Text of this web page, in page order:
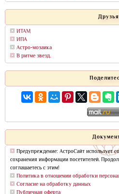
Друзья
ИТАМ
ИПА
Астро-мозаика
В ритме звезд.
Предупреждение: АстроСайт использует
сохранения информации посетителей.
соглашаетесь с этим!
Политика в отношении обработки
Согласие на обработку данных